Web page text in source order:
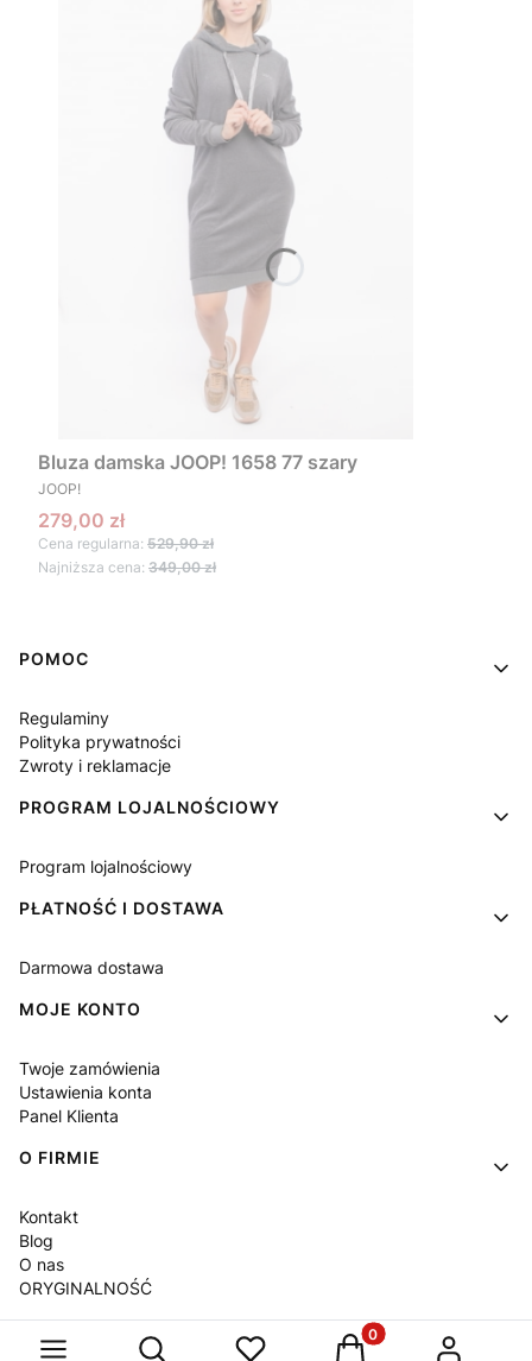
Otwórz wyszukiwarkę Produkty w koszyku:
Bluza damska JOOP! 1658 77 szary
PRODUCENT
JOOP!
Cena promocyjna
279,00 zł
Cena regularna: 529,90 zł
Najniższa cena: 349,00 zł
Linki w stopce
POMOC
Regulaminy
Polityka prywatności
Zwroty i reklamacje
PROGRAM LOJALNOŚCIOWY
Program lojalnościowy
PŁATNOŚĆ I DOSTAWA
Darmowa dostawa
MOJE KONTO
Twoje zamówienia
Ustawienia konta
Panel Klienta
O FIRMIE
Kontakt
Blog
O nas
ORYGINALNOŚĆ
Sklep internetowy Shoper Premium